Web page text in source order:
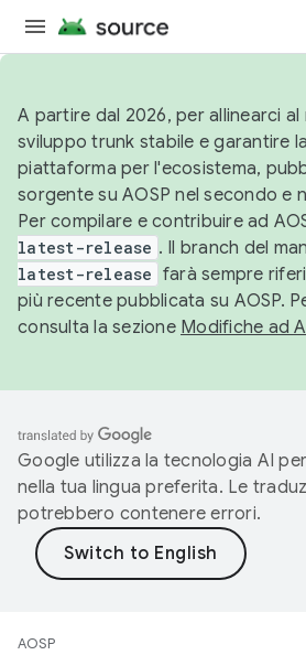
A partire dal 2026, per allinearci
sviluppo trunk stabile e garantire
piattaforma per l'ecosistema,
sorgente su AOSP nel secondo e
Per compilare e contribuire ad
latest-release . Il branch del
latest-release farà sempre
più recente pubblicata su AOSP.
consulta la sezione Modifiche ad
Google utilizza la tecnologia AI
nella tua lingua preferita. Le
potrebbero contenere errori.
AOSP